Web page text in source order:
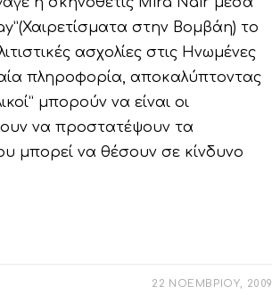
στην Βομβάη) το
ασχολίες στις Ηνωμένες
πληροφορία, αποκαλύπτοντας
μπορούν να είναι οι
να προστατέψουν τα
μπορεί να θέσουν σε κίνδυνο
22 ΝΟΕΜΒΡΙΟΥ, 2009